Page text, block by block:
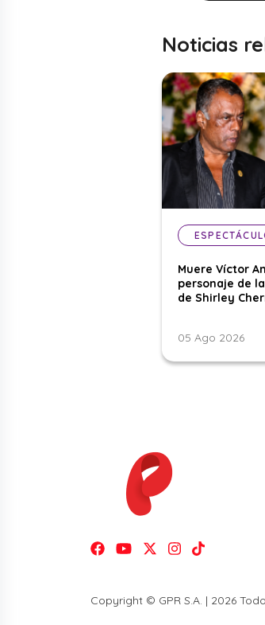
Noticias
Muere Víctor
personaje de
de Shirley
05 Ago 2026
Copyright © GPR S.A. | 2026